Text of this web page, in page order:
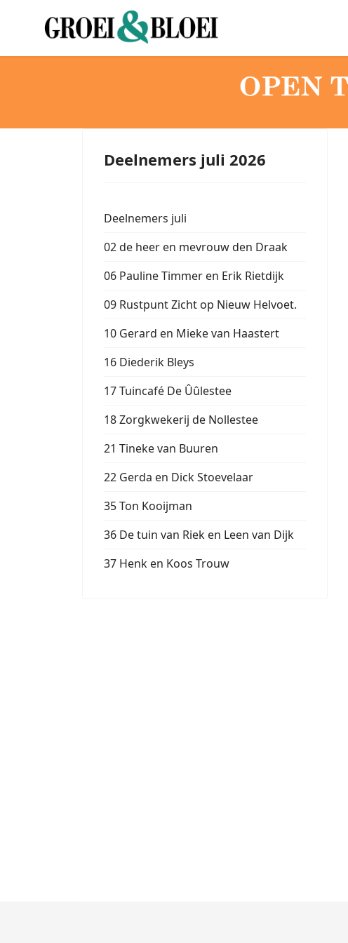
Deelnemers juli 2026
Deelnemers juli
02 de heer en mevrouw den Draak
06 Pauline Timmer en Erik Rietdijk
09 Rustpunt Zicht op Nieuw Helvoet.
10 Gerard en Mieke van Haastert
16 Diederik Bleys
17 Tuincafé De Ûûlestee
18 Zorgkwekerij de Nollestee
21 Tineke van Buuren
22 Gerda en Dick Stoevelaar
35 Ton Kooijman
36 De tuin van Riek en Leen van Dijk
37 Henk en Koos Trouw